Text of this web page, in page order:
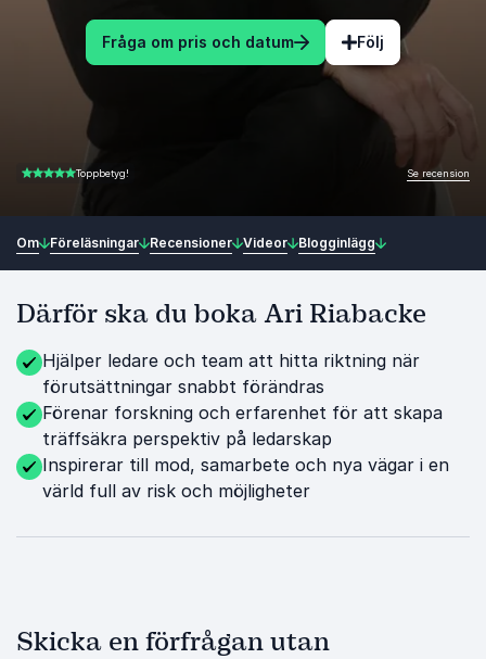
Fråga om pris och datum Följ
4.94 av 5 Toppbetyg! Se recension
Om Föreläsningar Recensioner Videor Blogginlägg
Därför ska du boka Ari Riabacke
Hjälper ledare och team att hitta riktning när
förutsättningar snabbt förändras
Förenar forskning och erfarenhet för att skapa
träffsäkra perspektiv på ledarskap
Inspirerar till mod, samarbete och nya vägar i en
värld full av risk och möjligheter
Skicka en förfrågan utan